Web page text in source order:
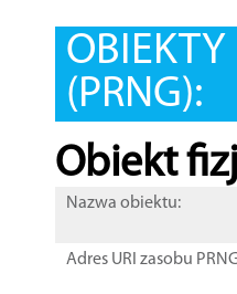
(PRNG):
Obiekt
Nazwa obiektu:
Adres URI zasobu